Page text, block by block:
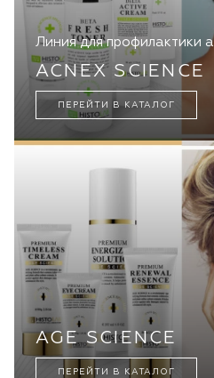
Линия для профилактики
ACNEX SCIENCE
ПЕРЕЙТИ В КАТАЛОГ
AGE SCIENCE
ПЕРЕЙТИ В КАТАЛОГ